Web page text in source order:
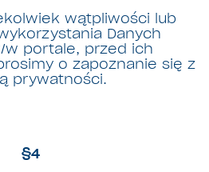
wątpliwości lub
Danych
w portale, przed ich
o zapoznanie się z
prywatności.
§4